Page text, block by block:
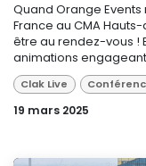
Quand Orange
France au CMA
être au rendez-vous !
animations
Clak Live
19 mars 2025